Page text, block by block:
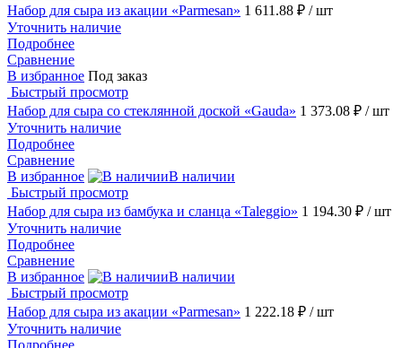
Набор для сыра из акации «Parmesan» 1 611.88 ₽ / шт
Уточнить наличие
Подробнее
Сравнение
В избранное Под заказ
Быстрый просмотр
Набор для сыра со стеклянной доской «Gauda» 1 373.08 ₽ / шт
Уточнить наличие
Подробнее
Сравнение
В избранное
В наличии
Быстрый просмотр
Набор для сыра из бамбука и сланца «Taleggio» 1 194.30 ₽ / шт
Уточнить наличие
Подробнее
Сравнение
В избранное
В наличии
Быстрый просмотр
Набор для сыра из акации «Parmesan» 1 222.18 ₽ / шт
Уточнить наличие
Подробнее